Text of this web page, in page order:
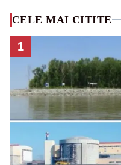
CELE MAI CITITE
1